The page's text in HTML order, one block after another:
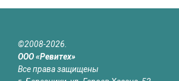
©2008-2026.
ООО «Ревитех»
Все права защищены